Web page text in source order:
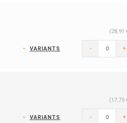
(28,91
VARIANTS - +
(17,75
VARIANTS - +